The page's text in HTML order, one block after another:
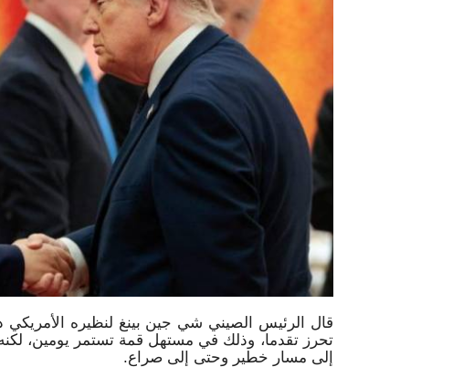
قال الرئيس الصيني شي جين بينغ لنظيره الأمريكي
تحرز تقدما، وذلك في مستهل قمة تستمر يومين،
إلى مسار خطير وحتى إلى صراع.